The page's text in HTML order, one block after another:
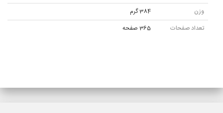
وزن
384 گرم
تعداد صفحات
365 صفحه